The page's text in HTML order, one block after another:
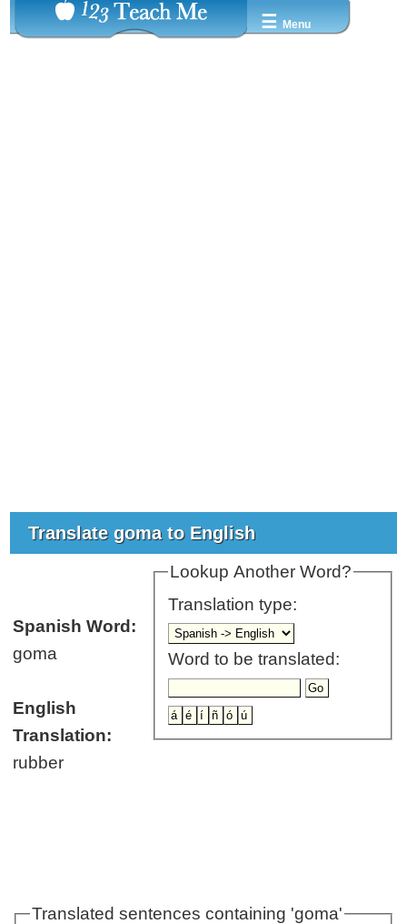
☰ Menu
Translate goma to English
Lookup Another Word?
Translation type:
Word to be translated:
Spanish Word:
goma
English
Translation:
rubber
Translated sentences containing 'goma'